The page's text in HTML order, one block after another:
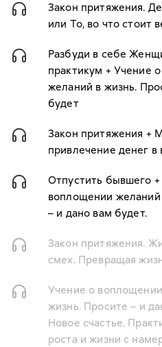
Закон притяжения.
или То, во что стоит
Разбуди в себе
практикум + Учение
желаний в жизнь.
будет
Закон притяжения +
привлечение денег в
Отпустить бывшего
воплощении желаний
– и дано вам будет.
Закон притяжения.
смех. Превращая
Учение о
жизнь. Просите – и
Новое счастье.
роста и жизни с